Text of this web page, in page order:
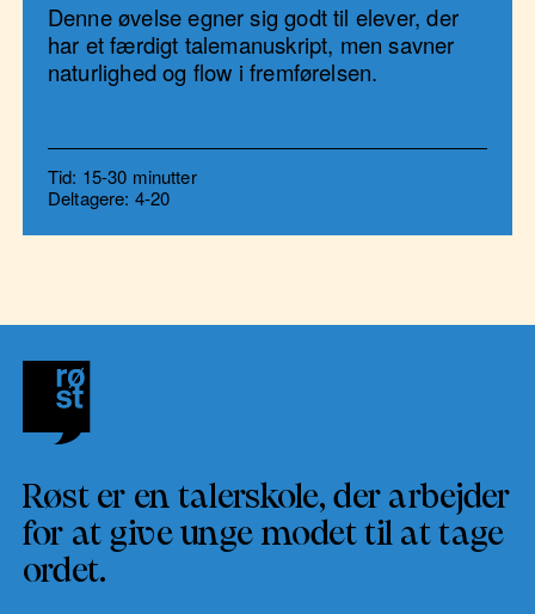
Denne øvelse egner sig godt til elever, der
har et færdigt talemanuskript, men savner
naturlighed og flow i fremførelsen.
Tid: 15-30 minutter
Deltagere: 4-20
Røst er en talerskole, der arbejder
for at give unge modet til at tage
ordet.